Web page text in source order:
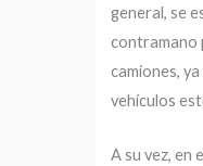
general, se
contramano
camiones,
vehículos
A su vez, en